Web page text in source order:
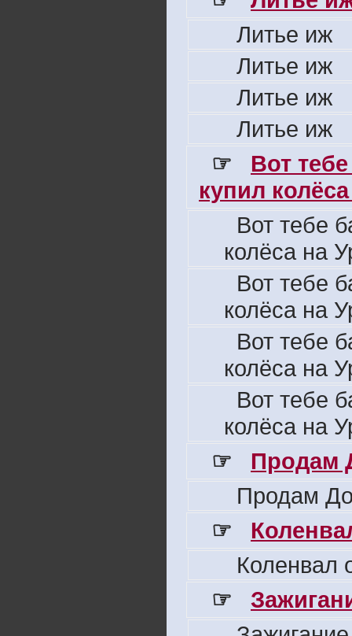
Литье иж
Литье иж
Литье иж
Литье иж
☞
Вот
купил
Вот тебе
колёса на
Вот тебе
колёса на
Вот тебе
колёса на
Вот тебе
колёса на
☞
Продам
Продам
☞
Коленвал
☞